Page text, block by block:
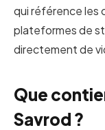
qui référence les
plateformes de
directement de
Que
Savrod ?